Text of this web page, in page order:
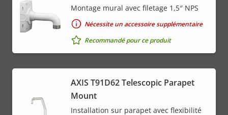
Montage mural avec filetage 1,5″ NPS
Nécessite un accessoire supplémentaire
Recommandé pour ce produit
AXIS T91D62 Telescopic Parapet
Mount
Installation sur parapet avec flexibilité